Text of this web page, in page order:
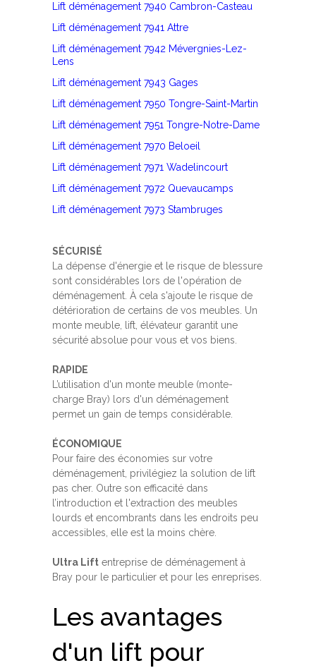
Lift déménagement 7940 Cambron-Casteau
Lift déménagement 7941 Attre
Lift déménagement 7942 Mévergnies-Lez-
Lens
Lift déménagement 7943 Gages
Lift déménagement 7950 Tongre-Saint-Martin
Lift déménagement 7951 Tongre-Notre-Dame
Lift déménagement 7970 Beloeil
Lift déménagement 7971 Wadelincourt
Lift déménagement 7972 Quevaucamps
Lift déménagement 7973 Stambruges
SÉCURISÉ
La dépense d'énergie et le risque de blessure
sont considérables lors de l'opération de
déménagement. À cela s'ajoute le risque de
détérioration de certains de vos meubles. Un
monte meuble, lift, élévateur garantit une
sécurité absolue pour vous et vos biens.
RAPIDE
L’utilisation d'un monte meuble (monte-
charge Bray) lors d'un déménagement
permet un gain de temps considérable.
ÉCONOMIQUE
Pour faire des économies sur votre
déménagement, privilégiez la solution de lift
pas cher. Outre son efficacité dans
l’introduction et l'extraction des meubles
lourds et encombrants dans les endroits peu
accessibles, elle est la moins chère.
Ultra Lift entreprise de déménagement à
Bray pour le particulier et pour les enreprises.
Les avantages
d'un lift pour